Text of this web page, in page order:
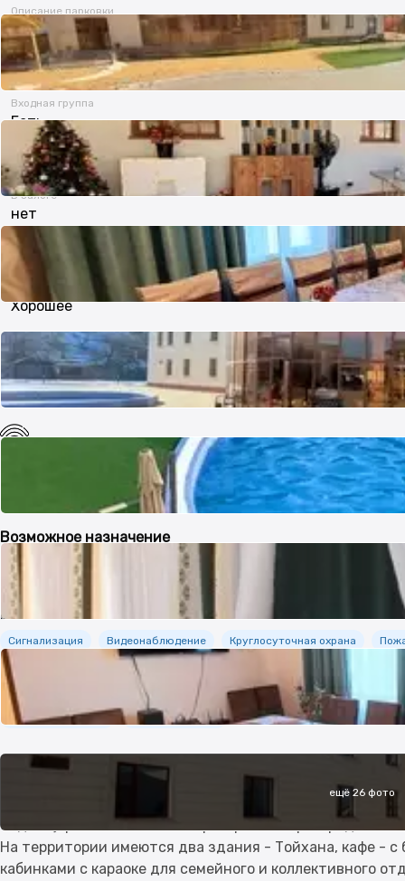
ещё 26 фото
Описание парковки
Есть
Входная группа
Есть
В залоге
нет
Состояние
Хорошее
Потолки
6 м
Возможное назначение
Свободное
Безопасность
Сигнализация Видеонаблюдение Круглосуточная охрана
Дополнительно
Пластиковые окна Офисная мебель
Описание продавца
отдыха), расположенный в прекарасной пригородной
На территории имеются два здания - Тойхана, кафе -
кабинками с караоке для семейного и коллективного